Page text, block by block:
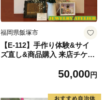
福岡県飯塚市
【E-112】手作り体験&サイ
ズ直し&商品購入 来店チケッ
50,000円